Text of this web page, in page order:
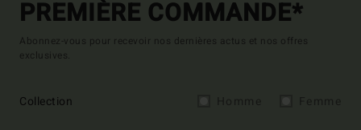
PREMIÈRE COMMANDE*
Abonnez-vous pour recevoir nos dernières actus et nos offres
exclusives.
Collection